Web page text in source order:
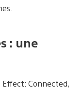
: une
Effect: Connected,